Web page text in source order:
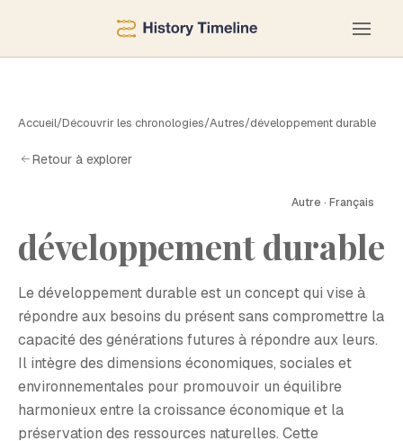
Accueil/Découvrir les chronologies/Autres/développement durable
Retour à explorer
Autre · Français
développement durable
Le développement durable est un concept qui vise à
répondre aux besoins du présent sans compromettre la
capacité des générations futures à répondre aux leurs.
Il intègre des dimensions économiques, sociales et
environnementales pour promouvoir un équilibre
harmonieux entre la croissance économique et la
préservation des ressources naturelles. Cette